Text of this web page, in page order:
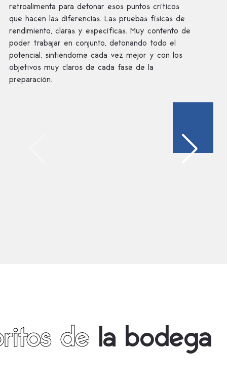
retroalimenta para detonar esos puntos críticos
que hacen las diferencias. Las pruebas físicas de
rendimiento, claras y específicas. Muy contento de
poder trabajar en conjunto, detonando todo el
potencial, sintiéndome cada vez mejor y con los
objetivos muy claros de cada fase de la
preparación.
dela bodega